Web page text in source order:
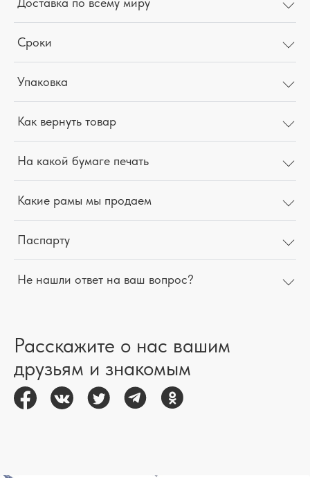
Сроки
Упаковка
Как вернуть товар
На какой бумаге печать
Какие рамы мы продаем
Паспарту
Не нашли ответ на ваш вопрос?
Расскажите о нас вашим
друзьям и знакомым